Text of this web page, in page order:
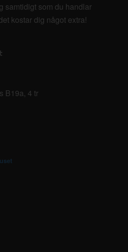
samtidigt som du handlar
kostar dig något extra!
B19a, 4 tr